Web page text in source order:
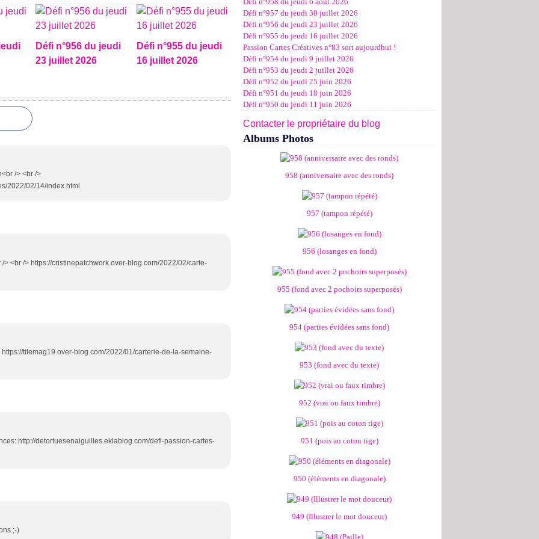
Défi n°956 du jeudi
23 juillet 2026
Défi n°955 du jeudi
16 juillet 2026
/> <br />
2022/02/14/index.html
> <br /> https://cristinepatchwork.over-blog.com/2022/02/carte-
titemag19.over-blog.com/2022/01/carterie-de-la-semaine-
http://detortuesenaiguilles.eklablog.com/defi-passion-cartes-
;-)
Janvier (4)
Février (8)
Janvier (6)
Mars(12)
Février (14)
Janvier (13)
Avril(19)
Mars(13)
Février (14)
Janvier (15)
Mai(11)
Avril(14)
Mars(16)
Février (14)
Janvier(18)
Juin(16)
Mai(19)
Avril(24)
Mars(16)
Février(15)
Janvier (19)
Juillet(17)
Juin(15)
Mai(19)
Avril(20)
Mars(8)
Février(17)
Janvier (15)
Défi n°957 du jeudi 30 juillet 2026
Défi n°956 du jeudi 23 juillet 2026
Défi n°955 du jeudi 16 juillet 2026
Passion Cartes Créatives n°83 sort aujourdhui !
Défi n°954 du jeudi 9 juillet 2026
Défi n°953 du jeudi 2 juillet 2026
Défi n°952 du jeudi 25 juin 2026
Défi n°951 du jeudi 18 juin 2026
Défi n°950 du jeudi 11 juin 2026
Contacter le propriétaire du blog
Albums Photos
958 (anniversaire avec des ronds)
957 (tampon répété)
956 (losanges en fond)
955 (fond avec 2 pochoirs superposés)
954 (parties évidées sans fond)
953 (fond avec du texte)
952 (vrai ou faux timbre)
951 (pois au coton tige)
950 (éléments en diagonale)
949 (Illustrer le mot douceur)